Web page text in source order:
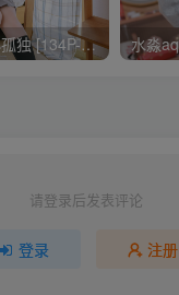
日奈娇 Vol.079 小孤独 [134P-1.84GB]
请登录后发表评论
登录 注册